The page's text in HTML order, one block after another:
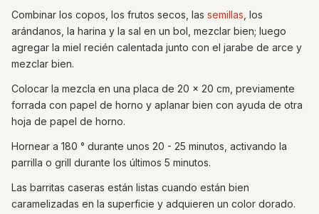
Combinar los copos, los frutos secos, las semillas , los
arándanos, la harina y la sal en un bol, mezclar bien; luego
agregar la miel recién calentada junto con el jarabe de arce y
mezclar bien.
Colocar la mezcla en una placa de 20 x 20 cm, previamente
forrada con papel de horno y aplanar bien con ayuda de otra
hoja de papel de horno.
Hornear a 180 ° durante unos 20 - 25 minutos, activando la
parrilla o grill durante los últimos 5 minutos.
Las barritas caseras están listas cuando están bien
caramelizadas en la superficie y adquieren un color dorado.